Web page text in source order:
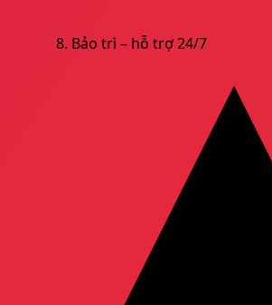
Bảo trì – hỗ trợ 24/7